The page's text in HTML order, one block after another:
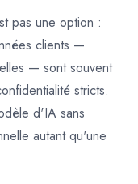
pas une option :
clients —
— sont souvent
stricts.
d'IA sans
autant qu'une